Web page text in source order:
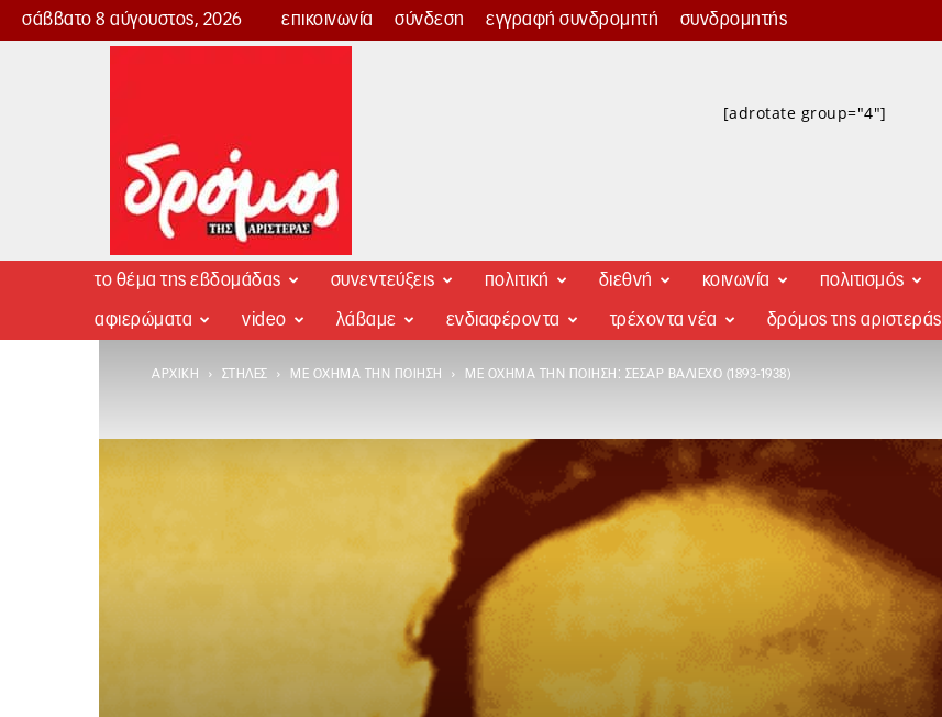
σάββατο 8 αύγουστος, 2026 επικοινωνία σύνδεση εγγραφή συνδρομητή συνδρομητής
Δρόμος
[adrotate group="4"]
το θέμα της εβδομάδας συνεντεύξεις πολιτική διεθνή κοινωνία πολιτισμός
αφιερώματα video λάβαμε ενδιαφέροντα τρέχοντα νέα δρόμος της αριστεράς
ΑΡΧΙΚΉ ΣΤΉΛΕΣ ΜΕ ΌΧΗΜΑ ΤΗΝ ΠΟΊΗΣΗ ΜΕ ΌΧΗΜΑ ΤΗΝ ΠΟΊΗΣΗ: ΣΕΣΆΡ ΒΑΛΙΈΧΟ (1893-1938)